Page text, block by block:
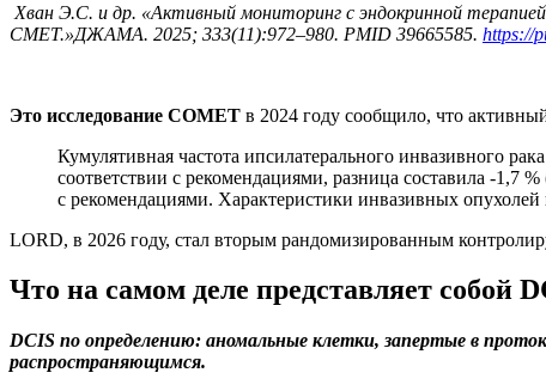
Хван Э.С. и др. «Активный мониторинг с эндокринной терапией
CMET.»ДЖАМА. 2025; 333(11):972–980. PMID 39665585. https://
Это исследование COMET в 2024 году сообщило, что
Кумулятивная частота ипсилатерального инвазивного
соответствии с рекомендациями, разница составила -1,7
с рекомендациями. Характеристики инвазивных опухолей
LORD, в 2026 году, стал вторым рандомизированным
Что на самом деле представляет собой
DCIS по определению: аномальные клетки, запертые в
распространяющимся.